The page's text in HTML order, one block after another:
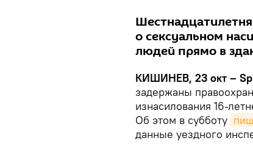
о сексуальном
людей прямо в
КИШИНЕВ, 23 окт –
задержаны
изнасилования 16-
Об этом в субботу
данные уездного